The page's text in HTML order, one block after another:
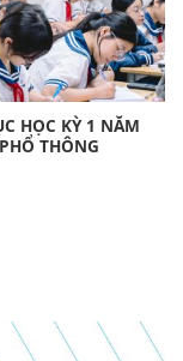
HỌC KỲ 1 NĂM
THÔNG